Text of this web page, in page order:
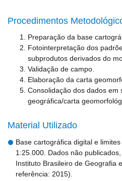
Procedimentos
Preparação da base
Fotointerpretação dos
subprodutos derivados do
Validação de campo.
Elaboração da carta
Consolidação dos dados em
geográfica/carta
Material Utilizado
Base cartográfica digital e
1:25.000. Dados não
Instituto Brasileiro de Geografia
referência: 2015).